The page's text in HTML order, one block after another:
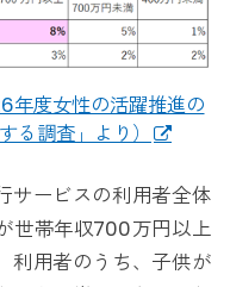
年度女性の活躍推進の
る調査」より）
サービスの利用者全体
世帯年収700万円以上
利用者のうち、子供が